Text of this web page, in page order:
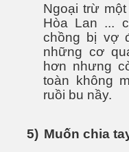
Ngoại trừ
Hòa Lan ...
chồng bị vợ
những cơ
hơn nhưng
toàn không
ruồi bu nầy.
5) Muốn chia